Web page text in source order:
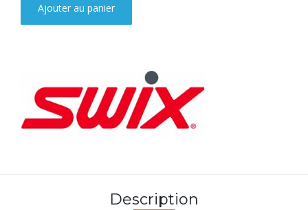
Ajouter au panier
Description